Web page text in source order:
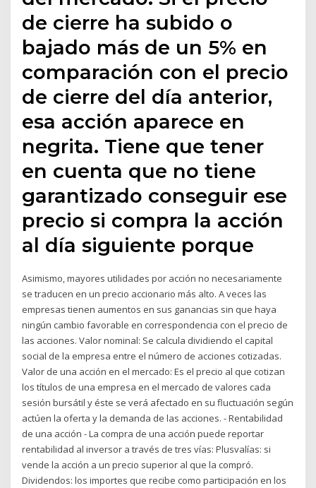
de cierre ha subido o
bajado más de un 5% en
comparación con el precio
de cierre del día anterior,
esa acción aparece en
negrita. Tiene que tener
en cuenta que no tiene
garantizado conseguir ese
precio si compra la acción
al día siguiente porque
Asimismo, mayores utilidades por acción no necesariamente
se traducen en un precio accionario más alto. A veces las
empresas tienen aumentos en sus ganancias sin que haya
ningún cambio favorable en correspondencia con el precio de
las acciones. Valor nominal: Se calcula dividiendo el capital
social de la empresa entre el número de acciones cotizadas.
Valor de una acción en el mercado: Es el precio al que cotizan
los títulos de una empresa en el mercado de valores cada
sesión bursátil y éste se verá afectado en su fluctuación según
actúen la oferta y la demanda de las acciones. - Rentabilidad
de una acción - La compra de una acción puede reportar
rentabilidad al inversor a través de tres vías: Plusvalías: si
vende la acción a un precio superior al que la compró.
Dividendos: los importes que recibe como participación en los